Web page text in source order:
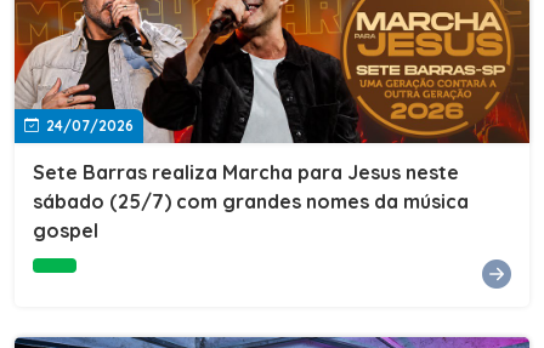
24/07/2026
Sete Barras realiza Marcha para Jesus neste
sábado (25/7) com grandes nomes da música
gospel